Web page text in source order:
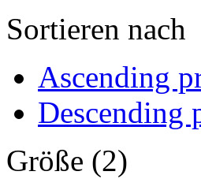
Sortieren nach
Ascending
Descending
Größe (2)